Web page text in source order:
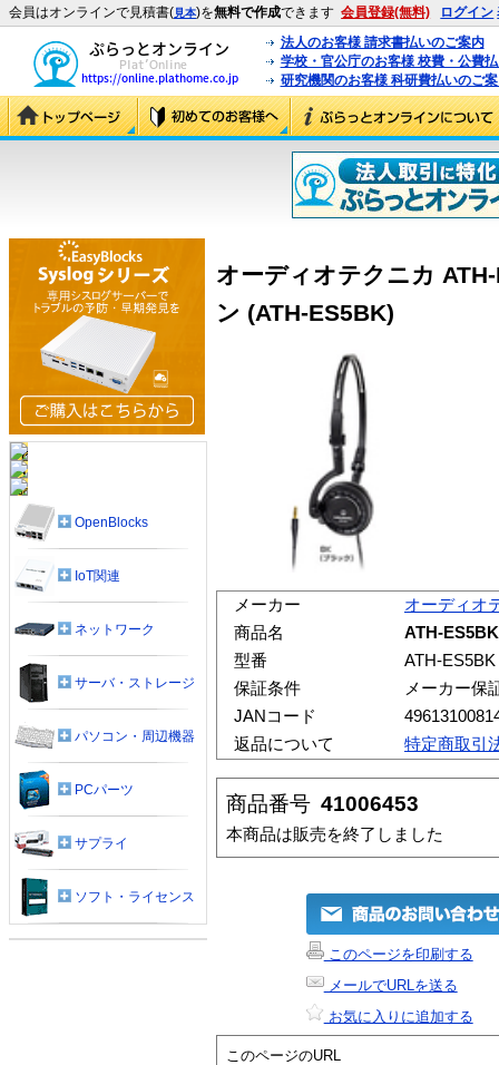
会員はオンラインで見積書(見本)を無料で作成できます 会員登録(無料) ログイン
法人のお客様 請求書払いのご案内
学校・官公庁のお客様 校費・公費
研究機関のお客様 科研費払いのご
オーディオテクニカ
ン (ATH-ES5BK)
メーカー
オーディオ
商品名
ATH-
型番
ATH-ES5BK
保証条件
メーカー保
JANコード
返品について
特定商取引
商品番号 41006453
本商品は販売を終了しました
このページを印刷する
メールでURLを送る
お気に入りに追加する
このページのURL
OpenBlocks
IoT関連
ネットワーク
サーバ・ストレージ
パソコン・周辺機器
PCパーツ
サプライ
ソフト・ライセンス